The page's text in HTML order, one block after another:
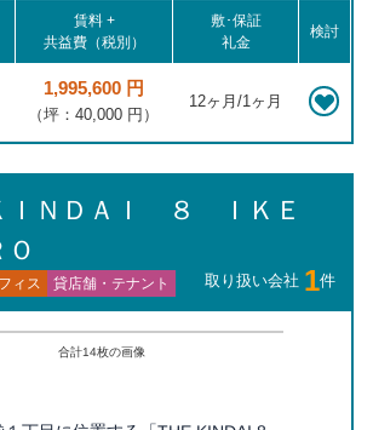
賃料 +
共益費（税別）
敷･保証
礼金
検討
1,995,600 円
（坪：40,000 円）
12ヶ月/1ヶ月
ＩＮＤＡＩ ８ ＩＫＥ
ィス 貸店舗・テナント 取り扱い会社 1件
合計14枚の画像